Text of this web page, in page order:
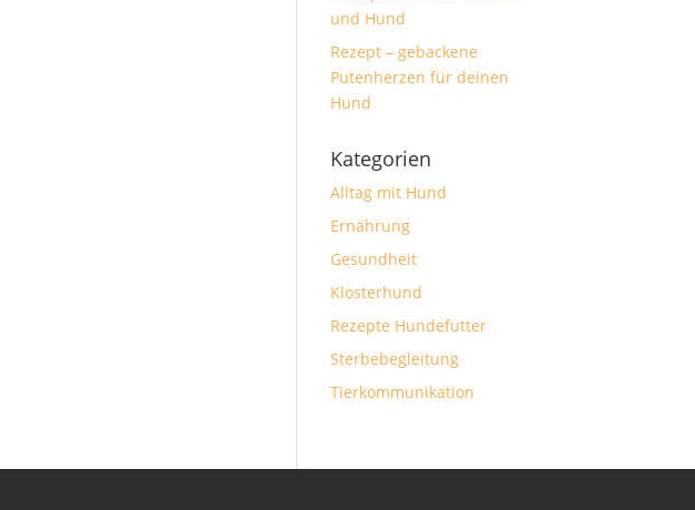
und Hund
Rezept – gebackene
Putenherzen für deinen
Hund
Kategorien
Alltag mit Hund
Ernährung
Gesundheit
Klosterhund
Rezepte Hundefutter
Sterbebegleitung
Tierkommunikation